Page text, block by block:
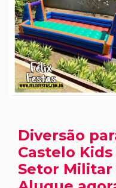
Diversão
Castelo
Setor Militar